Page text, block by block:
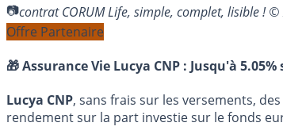
contrat CORUM Life, simple, complet, lisible !
Offre Partenaire
🎁 Assurance Vie Lucya CNP : Jusqu'à
Lucya CNP, sans frais sur les versements, des
rendement sur la part investie sur le fonds